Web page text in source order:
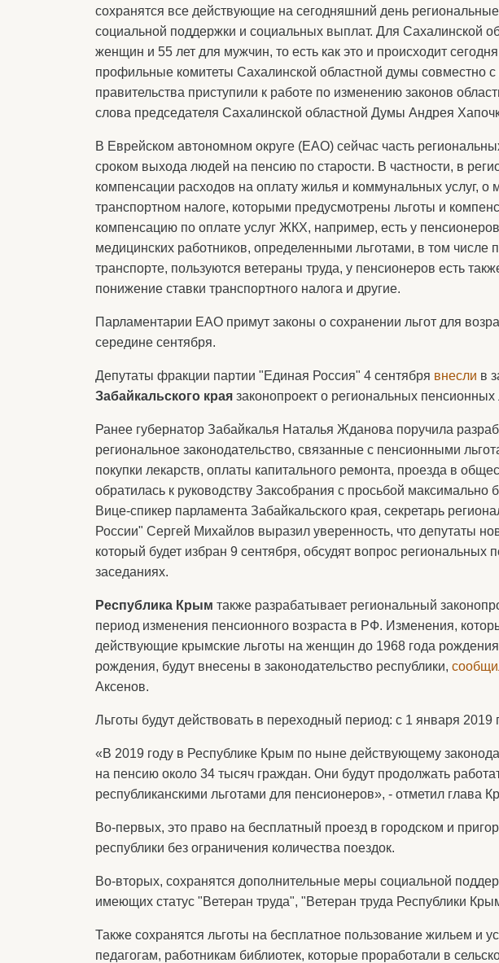
сохранятся все действующие на сегодняшний день
социальной поддержки и социальных выплат. Для Сахалинской
женщин и 55 лет для мужчин, то есть как это и происходит
профильные комитеты Сахалинской областной думы совместно с
правительства приступили к работе по изменению законов
слова председателя Сахалинской областной Думы Андрея
В Еврейском автономном округе (ЕАО) сейчас часть
сроком выхода людей на пенсию по старости. В частности, в
компенсации расходов на оплату жилья и коммунальных услуг, о
транспортном налоге, которыми предусмотрены льготы и
компенсацию по оплате услуг ЖКХ, например, есть у пенсионеров
медицинских работников, определенными льготами, в том числе
транспорте, пользуются ветераны труда, у пенсионеров есть
понижение ставки транспортного налога и другие.
Парламентарии ЕАО примут законы о сохранении льгот для
середине сентября.
Депутаты фракции партии "Единая Россия" 4 сентября внесли в
Забайкальского края законопроект о региональных пенсионных
Ранее губернатор Забайкалья Наталья Жданова поручила
региональное законодательство, связанные с пенсионными
покупки лекарств, оплаты капитального ремонта, проезда в
обратилась к руководству Заксобрания с просьбой максимально
Вице-спикер парламента Забайкальского края, секретарь
России" Сергей Михайлов выразил уверенность, что депутаты
который будет избран 9 сентября, обсудят вопрос региональных
заседаниях.
Республика Крым также разрабатывает региональный
период изменения пенсионного возраста в РФ. Изменения,
действующие крымские льготы на женщин до 1968 года
рождения, будут внесены в законодательство республики,
Аксенов.
Льготы будут действовать в переходный период: с 1 января 2019
«В 2019 году в Республике Крым по ныне действующему
на пенсию около 34 тысяч граждан. Они будут продолжать
республиканскими льготами для пенсионеров», - отметил глава
Во-первых, это право на бесплатный проезд в городском и
республики без ограничения количества поездок.
Во-вторых, сохранятся дополнительные меры социальной
имеющих статус "Ветеран труда", "Ветеран труда Республики
Также сохранятся льготы на бесплатное пользование жильем и
педагогам, работникам библиотек, которые проработали в